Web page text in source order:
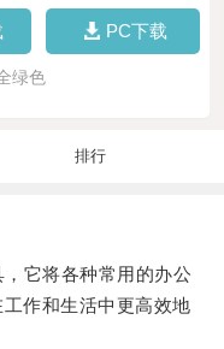
PC下载
绿色
排行
它将各种常用的办公
作和生活中更高效地